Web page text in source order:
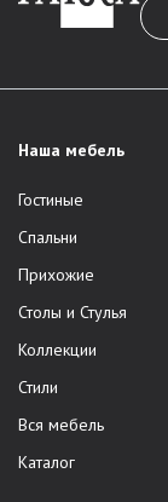
Наша мебель
Гостиные
Спальни
Прихожие
Столы и Стулья
Коллекции
Стили
Вся мебель
Каталог